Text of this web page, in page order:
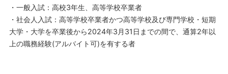
・一般入試：高校3年生、高等学校卒業者
・社会人入試：高等学校卒業者かつ高等学校及び専門学校・短期
大学・大学を卒業後から2024年3月31日までの間で、通算2年以
上の職務経験(アルバイト可)を有する者